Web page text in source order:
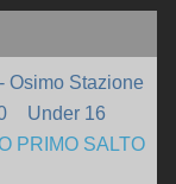
Osimo Stazione
Under 16
PRIMO SALTO